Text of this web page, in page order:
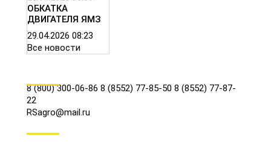
ОБКАТКА
ДВИГАТЕЛЯ ЯМЗ
29.04.2026 08:23
Все новости
8 (800) 300-06-86 8 (8552) 77-85-50 8 (8552) 77-87-
22
RSagro@mail.ru